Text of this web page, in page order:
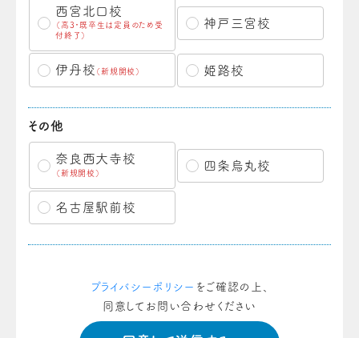
西宮北口校
（高3・既卒生は定員のため受
付終了）
神戸三宮校
伊丹校 （新規開校） 姫路校
その他
奈良西大寺校
（新規開校）
四条烏丸校
名古屋駅前校
プライバシーポリシー をご確認の上、
同意してお問い合わせください